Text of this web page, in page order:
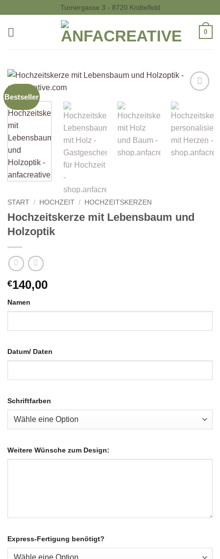
springen
Turnergasse 3 - 8720 Knittelfeld
0
Bestseller
Wunschliste
START / HOCHZEIT / HOCHZEITSKERZEN
Hochzeitskerze mit Lebensbaum und
Holzoptik
€140,00
Namen
Datum/ Daten
Schriftfarben
Weitere Wünsche zum Design:
Express-Fertigung benötigt?